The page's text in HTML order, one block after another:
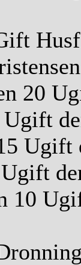
20
Ugift
10